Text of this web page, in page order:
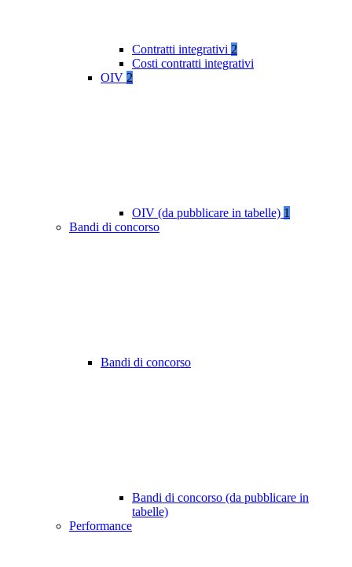
Contratti integrativi 2
Costi contratti integrativi
OIV 2
OIV (da pubblicare in tabelle) 1
Bandi di concorso
Bandi di concorso
Bandi di concorso (da pubblicare in
tabelle)
Performance